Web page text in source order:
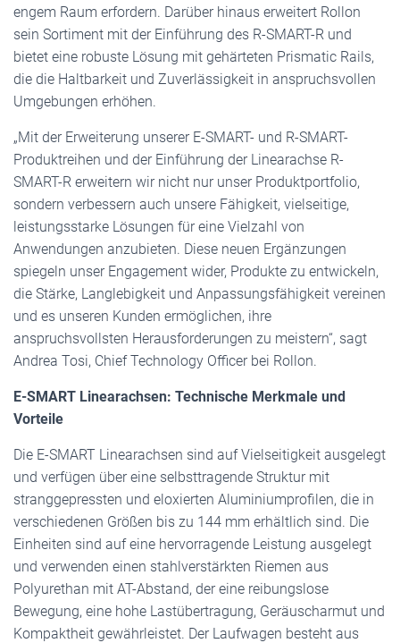
engem Raum erfordern. Darüber hinaus erweitert Rollon
sein Sortiment mit der Einführung des R-SMART-R und
bietet eine robuste Lösung mit gehärteten Prismatic Rails,
die die Haltbarkeit und Zuverlässigkeit in anspruchsvollen
Umgebungen erhöhen.
„Mit der Erweiterung unserer E-SMART- und R-SMART-
Produktreihen und der Einführung der Linearachse R-
SMART-R erweitern wir nicht nur unser Produktportfolio,
sondern verbessern auch unsere Fähigkeit, vielseitige,
leistungsstarke Lösungen für eine Vielzahl von
Anwendungen anzubieten. Diese neuen Ergänzungen
spiegeln unser Engagement wider, Produkte zu entwickeln,
die Stärke, Langlebigkeit und Anpassungsfähigkeit vereinen
und es unseren Kunden ermöglichen, ihre
anspruchsvollsten Herausforderungen zu meistern“, sagt
Andrea Tosi, Chief Technology Officer bei Rollon.
E-SMART Linearachsen: Technische Merkmale und
Vorteile
Die E-SMART Linearachsen sind auf Vielseitigkeit ausgelegt
und verfügen über eine selbsttragende Struktur mit
stranggepressten und eloxierten Aluminiumprofilen, die in
verschiedenen Größen bis zu 144 mm erhältlich sind. Die
Einheiten sind auf eine hervorragende Leistung ausgelegt
und verwenden einen stahlverstärkten Riemen aus
Polyurethan mit AT-Abstand, der eine reibungslose
Bewegung, eine hohe Lastübertragung, Geräuscharmut und
Kompaktheit gewährleistet. Der Laufwagen besteht aus